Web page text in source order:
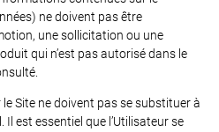
ne doivent pas être
une sollicitation ou une
qui n’est pas autorisé dans le
Site ne doivent pas se substituer à
est essentiel que l’Utilisateur se